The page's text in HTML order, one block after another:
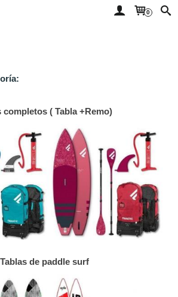
0
completos ( Tabla +Remo)
Tablas de paddle surf